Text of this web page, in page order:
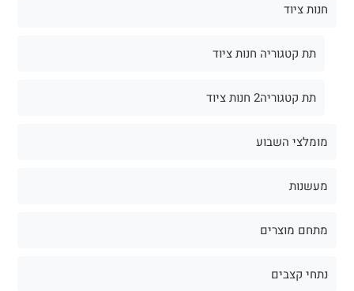
חנות ציוד
תת קטגוריה חנות ציוד
תת קטגוריה2 חנות ציוד
מומלצי השבוע
מעשנות
מתחם מוצרים
נתחי קצבים